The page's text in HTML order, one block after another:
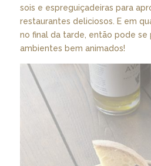
sois e espreguiçadeiras para
restaurantes deliciosos. E em
no final da tarde, então pode se
ambientes bem animados!